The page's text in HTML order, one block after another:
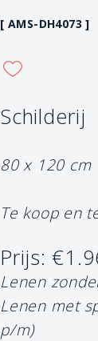
[ AMS-DH4073 ]
Schilderij
80 x 120 cm
Te koop en
Prijs:
Lenen
Lenen met
p/m)